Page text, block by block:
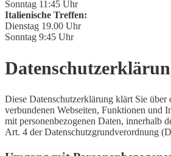
Sonntag 11:45 Uhr
Italienische Treffen:
Dienstag 19.00 Uhr
Sonntag 9:45 Uhr
Diese Datenschutzerklärung klärt Sie
verbundenen Webseiten, Funktionen und
mit personenbezogenen Daten,
Art. 4 der Datenschutzgrundverordnung